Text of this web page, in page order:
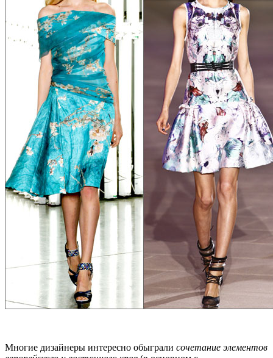
Многие дизайнеры интересно обыграли сочетание элементов